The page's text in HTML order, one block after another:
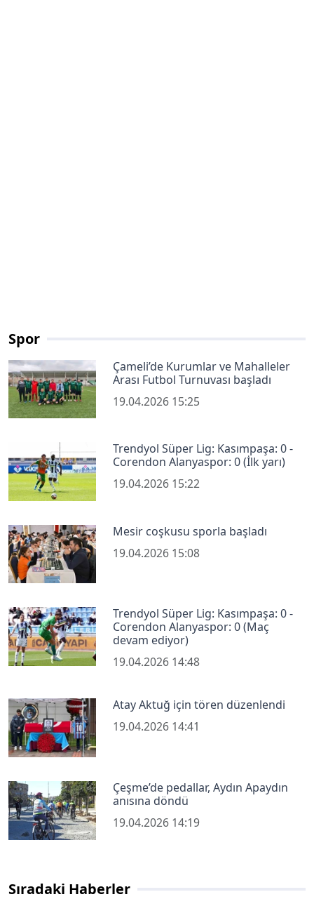
Spor
Çameli’de Kurumlar ve Mahalleler
Arası Futbol Turnuvası başladı
19.04.2026 15:25
Trendyol Süper Lig: Kasımpaşa: 0 -
Corendon Alanyaspor: 0 (İlk yarı)
19.04.2026 15:22
Mesir coşkusu sporla başladı
19.04.2026 15:08
Trendyol Süper Lig: Kasımpaşa: 0 -
Corendon Alanyaspor: 0 (Maç
devam ediyor)
19.04.2026 14:48
Atay Aktuğ için tören düzenlendi
19.04.2026 14:41
Çeşme’de pedallar, Aydın Apaydın
anısına döndü
19.04.2026 14:19
Sıradaki Haberler